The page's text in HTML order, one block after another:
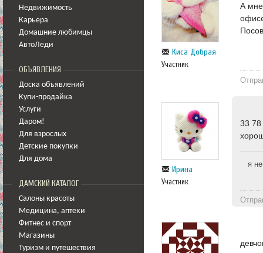
Недвижимость
Карьера
Домашние любимцы
АвтоЛеди
ОБЪЯВЛЕНИЯ
Доска объявлений
Купи-продайка
Услуги
Даром!
Для взрослых
Детские покупки
Для дома
ДАМСКИЙ КАТАЛОГ
Салоны красоты
Медицина, аптеки
Фитнес и спорт
Магазины
Туризм и путешествия
Киса Добрая
Участник
А мне
Ирина
Участник
33 78
я